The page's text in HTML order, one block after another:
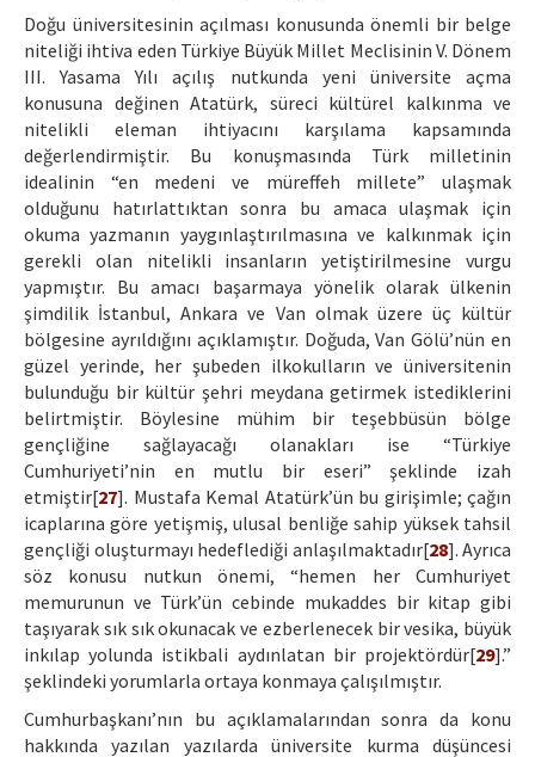
Doğu üniversitesinin açılması konusunda önemli bir belge
niteliği ihtiva eden Türkiye Büyük Millet Meclisinin V. Dönem
III. Yasama Yılı açılış nutkunda yeni üniversite açma
konusuna değinen Atatürk, süreci kültürel kalkınma ve
nitelikli eleman ihtiyacını karşılama kapsamında
değerlendirmiştir. Bu konuşmasında Türk milletinin
idealinin “en medeni ve müreffeh millete” ulaşmak
olduğunu hatırlattıktan sonra bu amaca ulaşmak için
okuma yazmanın yaygınlaştırılmasına ve kalkınmak için
gerekli olan nitelikli insanların yetiştirilmesine vurgu
yapmıştır. Bu amacı başarmaya yönelik olarak ülkenin
şimdilik İstanbul, Ankara ve Van olmak üzere üç kültür
bölgesine ayrıldığını açıklamıştır. Doğuda, Van Gölü’nün en
güzel yerinde, her şubeden ilkokulların ve üniversitenin
bulunduğu bir kültür şehri meydana getirmek istediklerini
belirtmiştir. Böylesine mühim bir teşebbüsün bölge
gençliğine sağlayacağı olanakları ise “Türkiye
Cumhuriyeti’nin en mutlu bir eseri” şeklinde izah
etmiştir[27]. Mustafa Kemal Atatürk’ün bu girişimle; çağın
icaplarına göre yetişmiş, ulusal benliğe sahip yüksek tahsil
gençliği oluşturmayı hedeflediği anlaşılmaktadır[28]. Ayrıca
söz konusu nutkun önemi, “hemen her Cumhuriyet
memurunun ve Türk’ün cebinde mukaddes bir kitap gibi
taşıyarak sık sık okunacak ve ezberlenecek bir vesika, büyük
inkılap yolunda istikbali aydınlatan bir projektördür[29].”
şeklindeki yorumlarla ortaya konmaya çalışılmıştır.
Cumhurbaşkanı’nın bu açıklamalarından sonra da konu
hakkında yazılan yazılarda üniversite kurma düşüncesi